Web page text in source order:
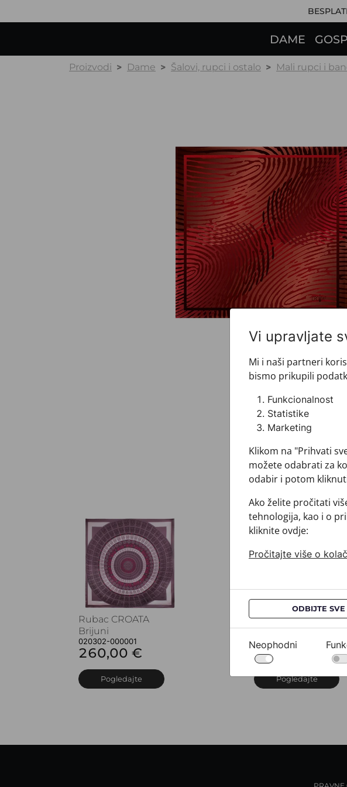
DAME
Proizvodi Dame Šalovi, rupci i ostalo Mali rupci i
Rubac CROATA
Brijuni
020302-000001
260,00 €
Pogledajte
Rubac CROATA
Brijuni
020302-000006
260,00 €
Pogledajte
Vi upravljate
Mi i naši partneri
bismo prikupili
Funkcionalnost
Statistike
Marketing
Klikom na "Prihvati
možete odabrati za
odabir i potom
Ako želite pročitati
tehnologija, kao i o
kliknite ovdje:
Pročitajte više o
ODBIJTE SVE
Neophodni